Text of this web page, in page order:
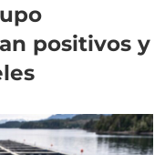
positivos y